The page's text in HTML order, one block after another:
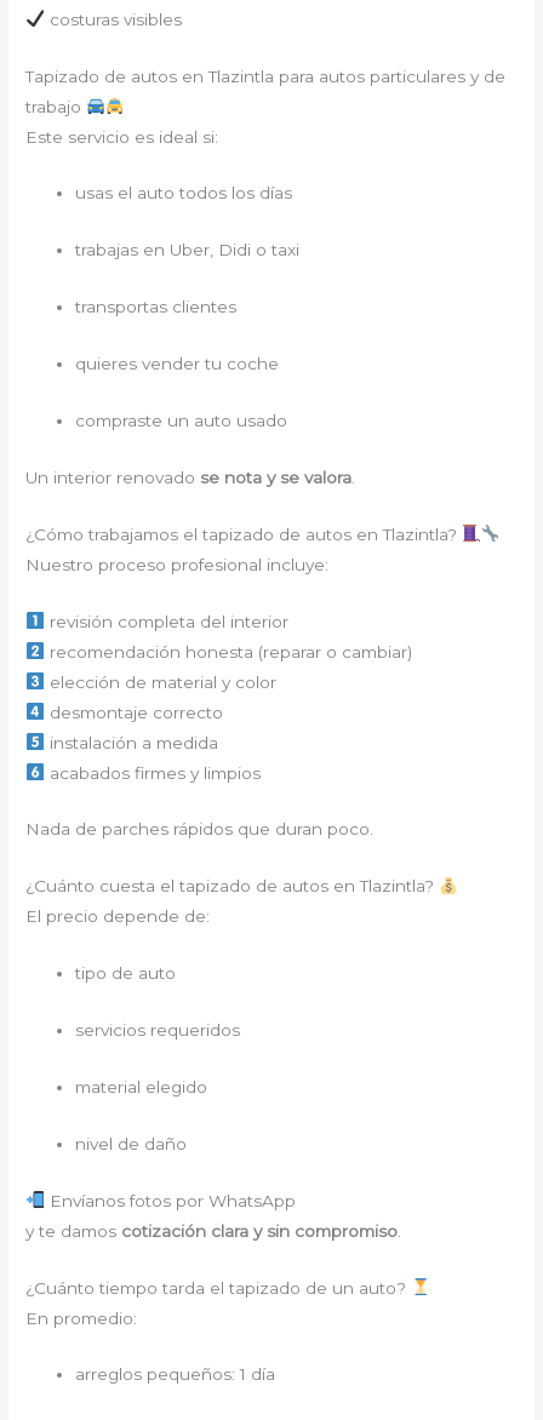
costuras visibles
Tapizado de autos en Tlazintla para autos particulares y de
trabajo
Este servicio es ideal si:
usas el auto todos los días
trabajas en Uber, Didi o taxi
transportas clientes
quieres vender tu coche
compraste un auto usado
Un interior renovado se nota y se valora
¿Cómo trabajamos el tapizado de autos en Tlazintla?
Nuestro proceso profesional incluye:
revisión completa del interior
recomendación honesta (reparar o cambiar)
elección de material y color
desmontaje correcto
instalación a medida
acabados firmes y limpios
Nada de parches rápidos que duran poco.
¿Cuánto cuesta el tapizado de autos en Tlazintla?
El precio depende de:
tipo de auto
servicios requeridos
material elegido
nivel de daño
Envíanos fotos por WhatsApp
y te damos cotización clara y sin compromiso
¿Cuánto tiempo tarda el tapizado de un auto?
En promedio:
arreglos pequeños: 1 día